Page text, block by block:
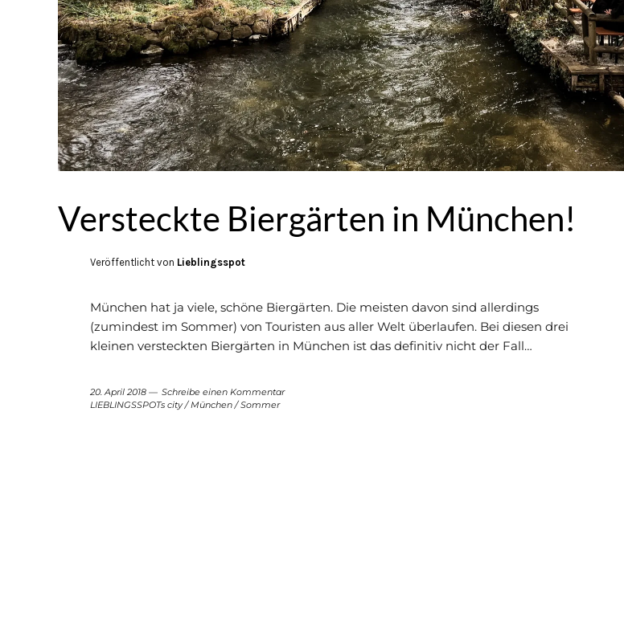
Versteckte Biergärten in München!
Veröffentlicht von Lieblingsspot
München hat ja viele, schöne Biergärten. Die meisten davon sind allerdings
(zumindest im Sommer) von Touristen aus aller Welt überlaufen. Bei diesen drei
kleinen versteckten Biergärten in München ist das definitiv nicht der Fall…
20. April 2018
Schreibe einen Kommentar
LIEBLINGSSPOTs city/München/Sommer